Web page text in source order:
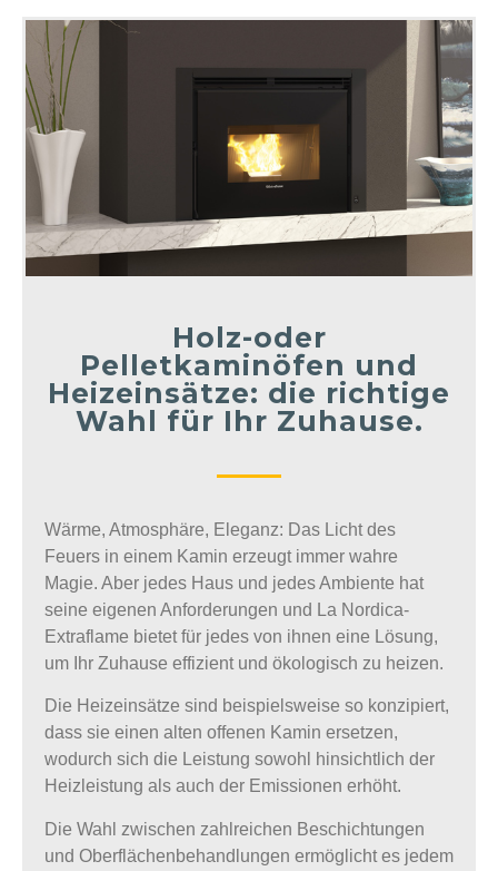
Holz-oder
Pelletkaminöfen und
Heizeinsätze: die richtige
Wahl für Ihr Zuhause.
Wärme, Atmosphäre, Eleganz: Das Licht des
Feuers in einem Kamin erzeugt immer wahre
Magie. Aber jedes Haus und jedes Ambiente hat
seine eigenen Anforderungen und La Nordica-
Extraflame bietet für jedes von ihnen eine Lösung,
um Ihr Zuhause effizient und ökologisch zu heizen.
Die Heizeinsätze sind beispielsweise so konzipiert,
dass sie einen alten offenen Kamin ersetzen,
wodurch sich die Leistung sowohl hinsichtlich der
Heizleistung als auch der Emissionen erhöht.
Die Wahl zwischen zahlreichen Beschichtungen
und Oberflächenbehandlungen ermöglicht es jedem